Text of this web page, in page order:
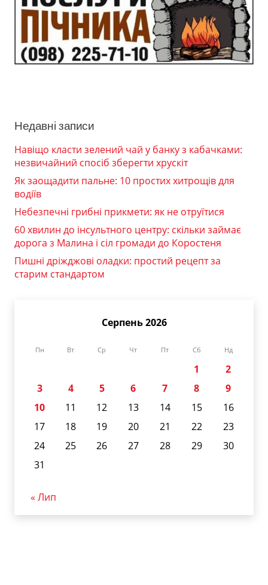
Недавні записи
Навіщо класти зелений чай у банку з кабачками:
незвичайний спосіб зберегти хрускіт
Як заощадити пальне: 10 простих хитрощів для
водіїв
Небезпечні грибні прикмети: як не отруїтися
60 хвилин до інсультного центру: скільки займає
дорога з Малина і сіл громади до Коростеня
Пишні дріжджові оладки: простий рецепт за
старим стандартом
Серпень 2026
Пн Вт Ср Чт Пт Сб Нд
1
2
3
4 5 6 7 8
9
10
11 12 13 14 15
16
17
18 19 20 21 22
23
24
25 26 27 28 29
30
31
« Лип